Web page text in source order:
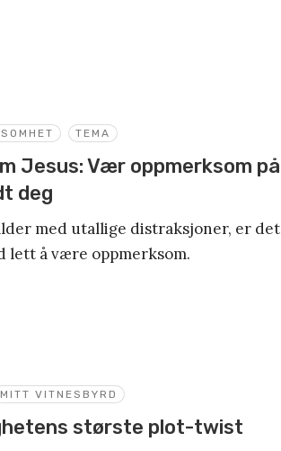
TEMA
Jesus: Vær oppmerksom på
deg
med utallige distraksjoner, er det
lett å være oppmerksom.
MITT VITNESBYRD
største plot-twist